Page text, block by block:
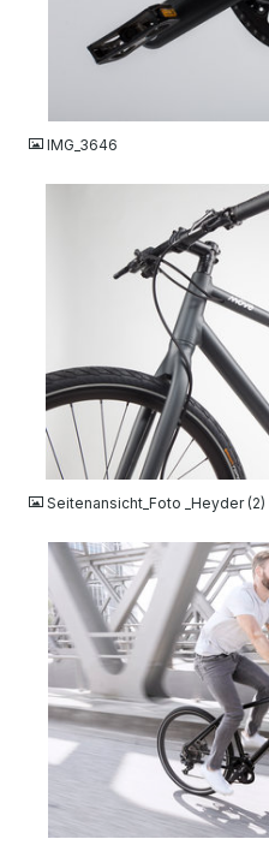
IMG_3646
JPG
Seitenansicht_Foto _Heyder